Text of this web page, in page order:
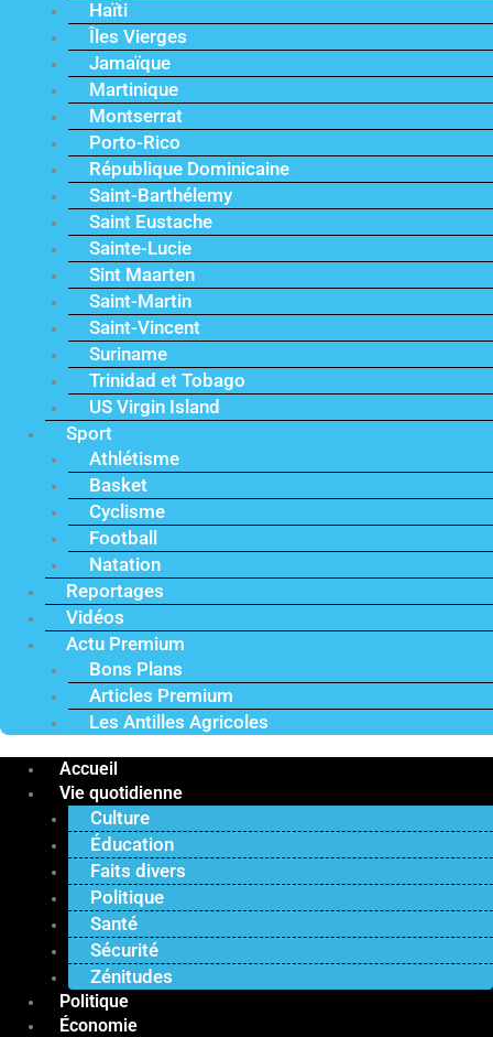
Haïti
Îles Vierges
Jamaïque
Martinique
Montserrat
Porto-Rico
République Dominicaine
Saint-Barthélemy
Saint Eustache
Sainte-Lucie
Sint Maarten
Saint-Martin
Saint-Vincent
Suriname
Trinidad et Tobago
US Virgin Island
Sport
Athlétisme
Basket
Cyclisme
Football
Natation
Reportages
Vidéos
Actu Premium
Bons Plans
Articles Premium
Les Antilles Agricoles
Accueil
Vie quotidienne
Culture
Éducation
Faits divers
Politique
Santé
Sécurité
Zénitudes
Politique
Économie